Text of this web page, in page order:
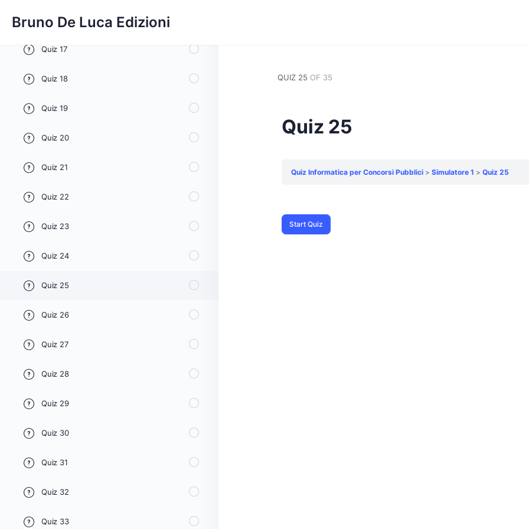
Bruno De Luca Edizioni
Quiz 16
Quiz 17
Quiz 18
Quiz 19
Quiz 20
Quiz 21
Quiz 22
Quiz 23
Quiz 24
Quiz 25
Quiz 26
Quiz 27
Quiz 28
Quiz 29
Quiz 30
Quiz 31
Quiz 32
Quiz 33
QUIZ 25 OF 35
Quiz 25
Quiz Informatica per Concorsi Pubblici Simulatore 1 Quiz 25